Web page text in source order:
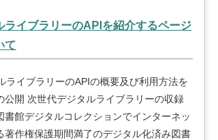
ライブラリーのAPIを紹介するページ
て
ライブラリーのAPIの概要及び利用方法を
公開 次世代デジタルライブラリーの収録
書館デジタルコレクションでインターネッ
著作権保護期間満了のデジタル化済み図書